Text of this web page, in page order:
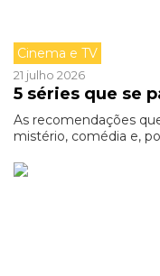
Cinema e TV
21 julho 2026
5 séries que se
As recomendações
mistério, comédia e,